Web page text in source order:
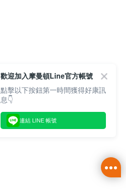
歡迎加入摩曼頓Line官方帳號
點擊以下按鈕第一時間獲得好康訊
息👇
連結 LINE 帳號